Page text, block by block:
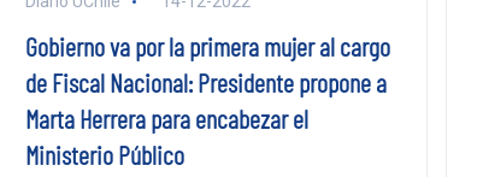
Gobierno va por la primera mujer al cargo
de Fiscal Nacional: Presidente propone a
Marta Herrera para encabezar el
Ministerio Público